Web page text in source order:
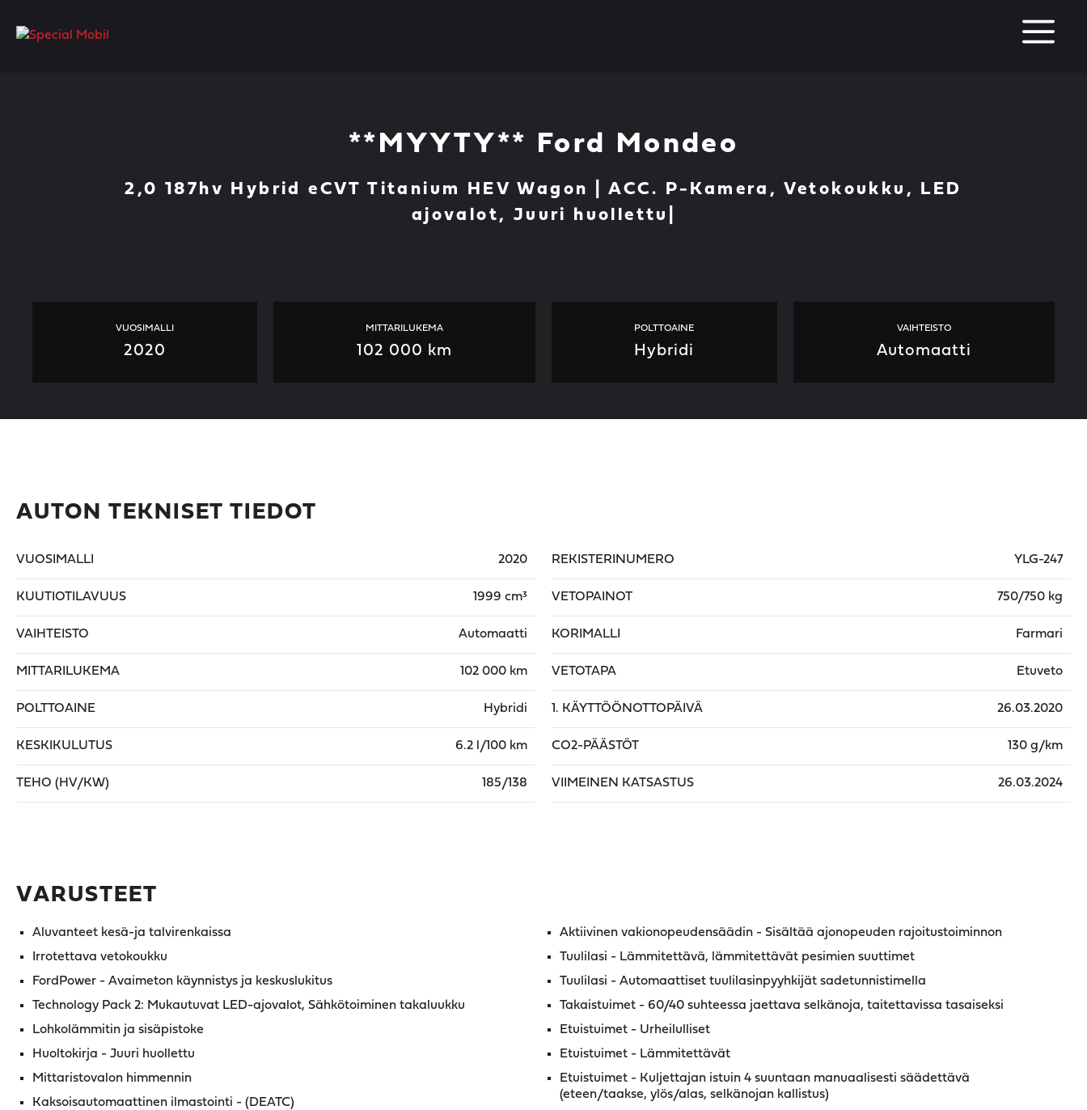
**MYYTY** Ford Mondeo
2,0 187hv Hybrid eCVT Titanium HEV Wagon | ACC. P-Kamera, Vetokoukku, LED
ajovalot, Juuri huollettu|
VUOSIMALLI
2020
MITTARILUKEMA
102 000 km
POLTTOAINE
Hybridi
VAIHTEISTO
Automaatti
AUTON TEKNISET TIEDOT
VUOSIMALLI 2020
KUUTIOTILAVUUS 1999 cm³
VAIHTEISTO Automaatti
MITTARILUKEMA 102 000 km
POLTTOAINE Hybridi
KESKIKULUTUS 6.2 l/100 km
TEHO (HV/KW) 185/138
REKISTERINUMERO YLG-247
VETOPAINOT 750/750 kg
KORIMALLI Farmari
VETOTAPA Etuveto
1. KÄYTTÖÖNOTTOPÄIVÄ 26.03.2020
CO2-PÄÄSTÖT 130 g/km
VIIMEINEN KATSASTUS 26.03.2024
VARUSTEET
Aluvanteet kesä-ja talvirenkaissa
Irrotettava vetokoukku
FordPower - Avaimeton käynnistys ja keskuslukitus
Technology Pack 2: Mukautuvat LED-ajovalot, Sähkötoiminen takaluukku
Lohkolämmitin ja sisäpistoke
Huoltokirja - Juuri huollettu
Mittaristovalon himmennin
Kaksoisautomaattinen ilmastointi - (DEATC)
Aktiivinen vakionopeudensäädin - Sisältää ajonopeuden rajoitustoiminnon
Tuulilasi - Lämmitettävä, lämmitettävät pesimien suuttimet
Tuulilasi - Automaattiset tuulilasinpyyhkijät sadetunnistimella
Takaistuimet - 60/40 suhteessa jaettava selkänoja, taitettavissa tasaiseksi
Etuistuimet - Urheilulliset
Etuistuimet - Lämmitettävät
Etuistuimet - Kuljettajan istuin 4 suuntaan manuaalisesti säädettävä
(eteen/taakse, ylös/alas, selkänojan kallistus)